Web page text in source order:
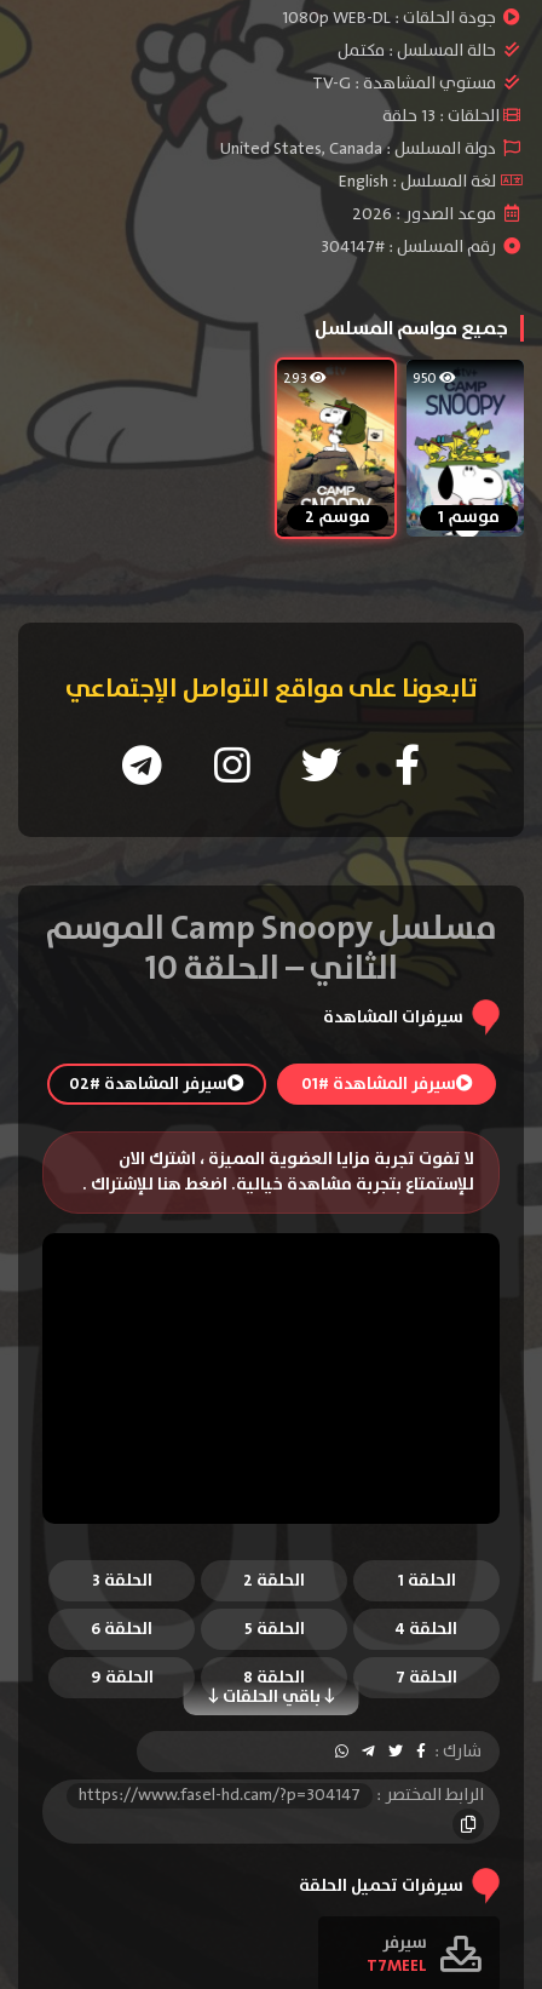
جودة الحلقات :1080p WEB-DL
حالة المسلسل : مكتمل
مستوي المشاهدة : TV-G
الحلقات : 13 حلقة
دولة المسلسل : United States, Canada
لغة المسلسل : English
موعد الصدور : 2026
رقم المسلسل : #304147
جميع مواسم المسلسل
950
موسم 1
293
موسم 2
تابعونا على مواقع التواصل الإجتماعي
مسلسل Camp Snoopy الموسم
الثاني – الحلقة 10
سيرفرات المشاهدة
سيرفر المشاهدة #01 سيرفر المشاهدة #02
لا تفوت تجربة مزايا العضوية المميزة ، اشترك الان
للإستمتاع بتجربة مشاهدة خيالية. اضغط هنا للإشتراك .
الحلقة 1 الحلقة 2
الحلقة 3
الحلقة 4
الحلقة 5 الحلقة 6
باقي الحلقات
الحلقة 7 الحلقة 8
الحلقة 9
الحلقة 10
الحلقة 11
الحلقة 12
الحلقة 13
شارك :
الرابط المختصر :
https://www.fasel-hd.cam/?p=304147
سيرفرات تحميل الحلقة
سيرفر
T7MEEL